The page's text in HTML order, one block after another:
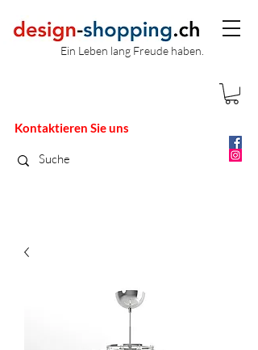
Ein Leben lang Freude haben.
Kontaktieren Sie uns